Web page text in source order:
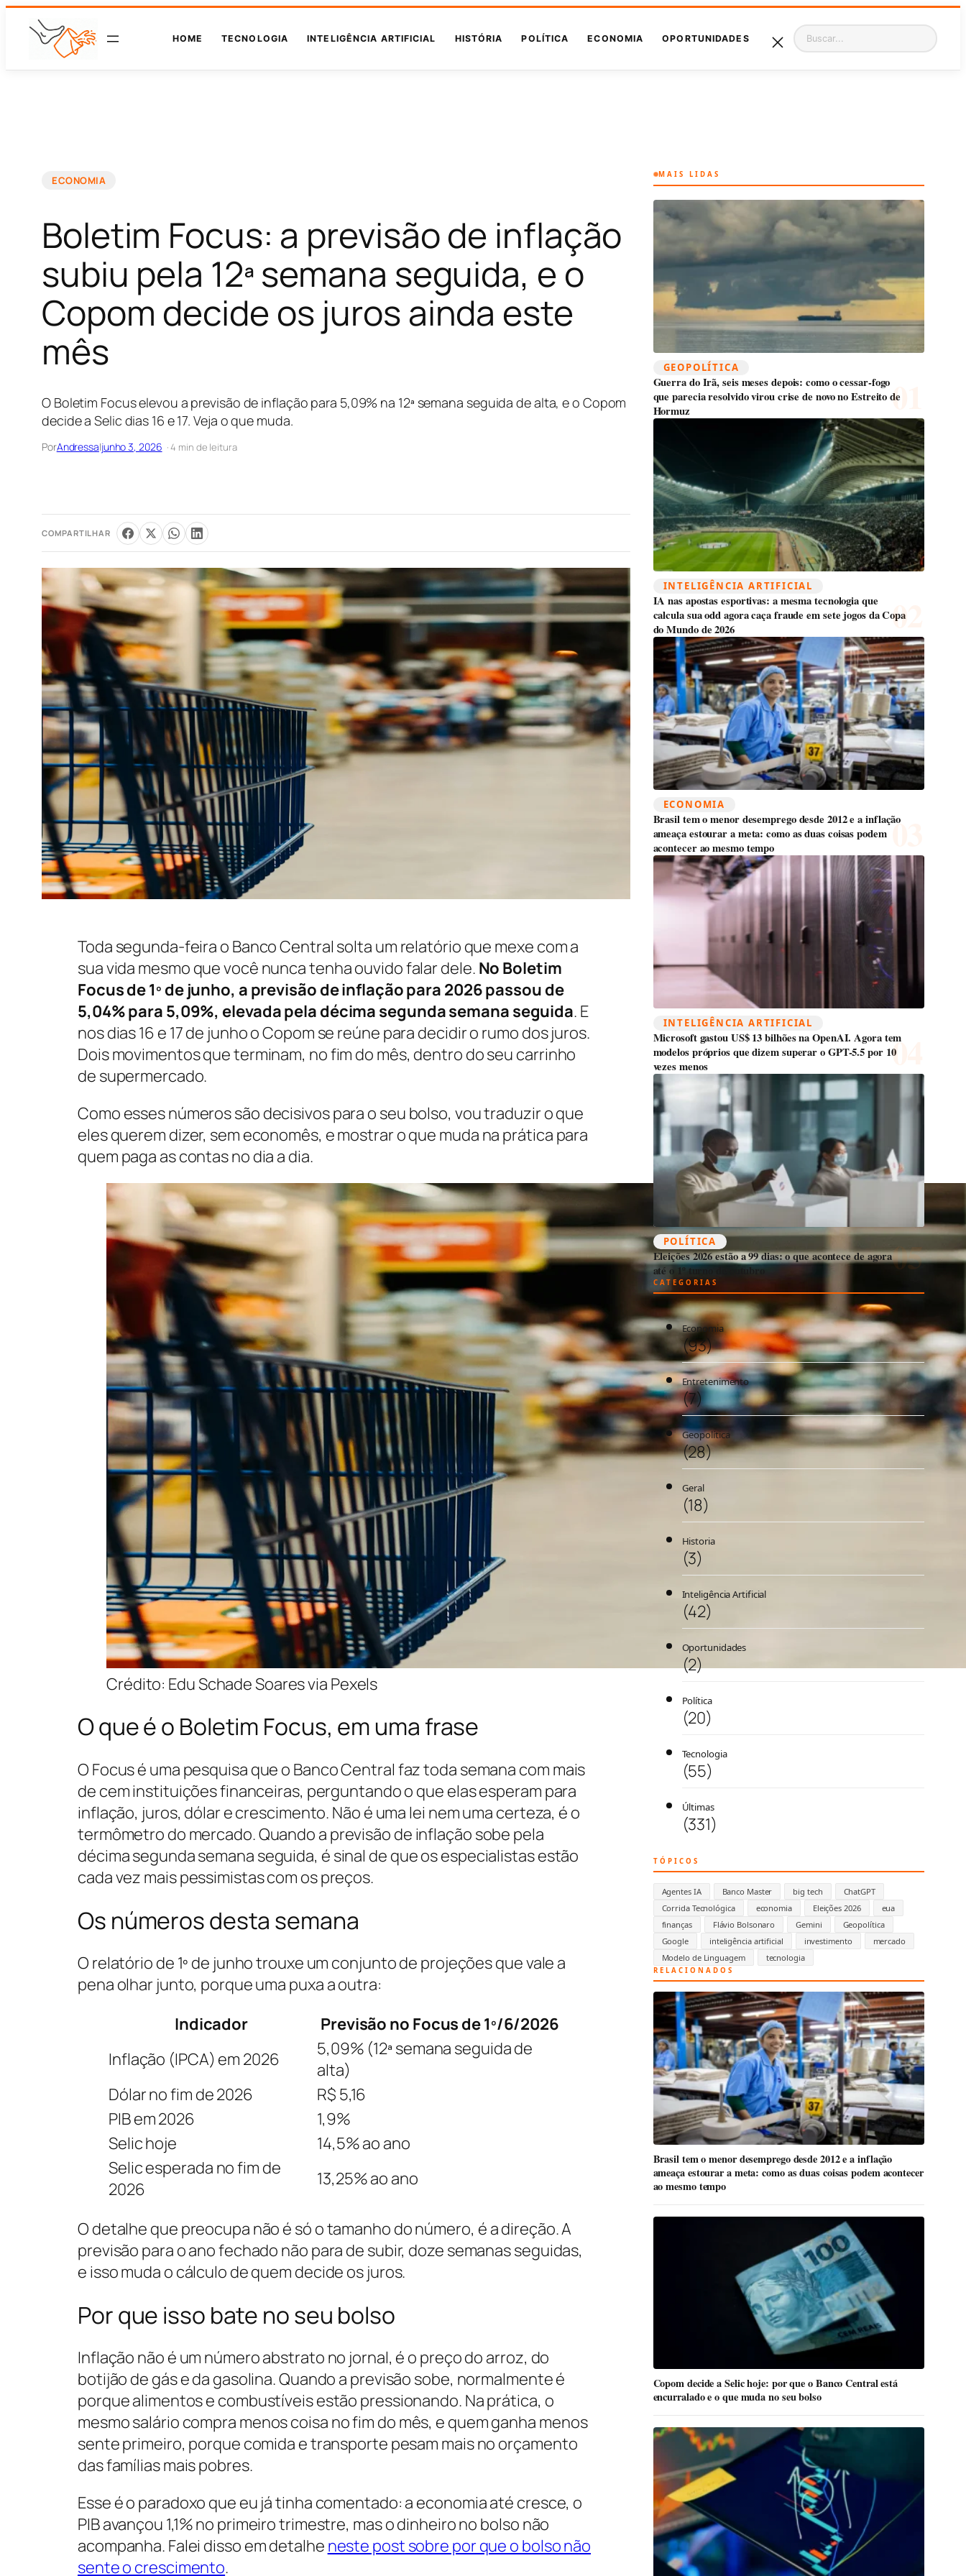
HOME TECNOLOGIA INTELIGÊNCIA ARTIFICIAL HISTÓRIA POLÍTICA ECONOMIA OPORTUNIDADES Pesquisar
ECONOMIA
Boletim Focus: a previsão de inflação
subiu pela 12ª semana seguida, e o
Copom decide os juros ainda este
mês
O Boletim Focus elevou a previsão de inflação para 5,09% na 12ª semana seguida de alta, e o Copom
decide a Selic dias 16 e 17. Veja o que muda.
PorAndressa|junho 3, 2026 · 4 min de leitura
COMPARTILHAR
Toda segunda-feira o Banco Central solta um relatório que mexe com a
sua vida mesmo que você nunca tenha ouvido falar dele. No Boletim
Focus de 1º de junho, a previsão de inflação para 2026 passou de
5,04% para 5,09%, elevada pela décima segunda semana seguida. E
nos dias 16 e 17 de junho o Copom se reúne para decidir o rumo dos juros.
Dois movimentos que terminam, no fim do mês, dentro do seu carrinho
de supermercado.
Como esses números são decisivos para o seu bolso, vou traduzir o que
eles querem dizer, sem economês, e mostrar o que muda na prática para
quem paga as contas no dia a dia.
Crédito: Edu Schade Soares via Pexels
O que é o Boletim Focus, em uma frase
O Focus é uma pesquisa que o Banco Central faz toda semana com mais
de cem instituições financeiras, perguntando o que elas esperam para
inflação, juros, dólar e crescimento. Não é uma lei nem uma certeza, é o
termômetro do mercado. Quando a previsão de inflação sobe pela
décima segunda semana seguida, é sinal de que os especialistas estão
cada vez mais pessimistas com os preços.
Os números desta semana
O relatório de 1º de junho trouxe um conjunto de projeções que vale a
pena olhar junto, porque uma puxa a outra:
Indicador
Previsão no Focus de 1º/6/2026
Inflação (IPCA) em 2026
5,09% (12ª semana seguida de
alta)
Dólar no fim de 2026
R$ 5,16
PIB em 2026
1,9%
Selic hoje
14,5% ao ano
Selic esperada no fim de
2026
13,25% ao ano
O detalhe que preocupa não é só o tamanho do número, é a direção. A
previsão para o ano fechado não para de subir, doze semanas seguidas,
e isso muda o cálculo de quem decide os juros.
Por que isso bate no seu bolso
Inflação não é um número abstrato no jornal, é o preço do arroz, do
botijão de gás e da gasolina. Quando a previsão sobe, normalmente é
porque alimentos e combustíveis estão pressionando. Na prática, o
mesmo salário compra menos coisa no fim do mês, e quem ganha menos
sente primeiro, porque comida e transporte pesam mais no orçamento
das famílias mais pobres.
Esse é o paradoxo que eu já tinha comentado: a economia até cresce, o
PIB avançou 1,1% no primeiro trimestre, mas o dinheiro no bolso não
acompanha. Falei disso em detalhe neste post sobre por que o bolso não
sente o crescimento.
MAIS LIDAS
GEOPOLÍTICA
Guerra do Irã, seis meses depois: como o cessar-fogo
que parecia resolvido virou crise de novo no Estreito de
Hormuz
INTELIGÊNCIA ARTIFICIAL
IA nas apostas esportivas: a mesma tecnologia que
calcula sua odd agora caça fraude em sete jogos da Copa
do Mundo de 2026
ECONOMIA
Brasil tem o menor desemprego desde 2012 e a inflação
ameaça estourar a meta: como as duas coisas podem
acontecer ao mesmo tempo
INTELIGÊNCIA ARTIFICIAL
Microsoft gastou US$ 13 bilhões na OpenAI. Agora tem
modelos próprios que dizem superar o GPT-5.5 por 10
vezes menos
POLÍTICA
Eleições 2026 estão a 99 dias: o que acontece de agora
até o 1º turno de outubro
CATEGORIAS
Economia
(93)
Entretenimento
(7)
Geopolítica
(28)
Geral
(18)
Historia
(3)
Inteligência Artificial
(42)
Oportunidades
(2)
Política
(20)
Tecnologia
(55)
Últimas
(331)
TÓPICOS
Agentes IA Banco Master big tech
ChatGPT
Corrida Tecnológica
economia Eleições 2026
eua
finanças
Flávio Bolsonaro Gemini
Geopolítica
Google
inteligência artificial investimento
mercado
Modelo de Linguagem
tecnologia
RELACIONADOS
Brasil tem o menor desemprego desde 2012 e a inflação
ameaça estourar a meta: como as duas coisas podem acontecer
ao mesmo tempo
Copom decide a Selic hoje: por que o Banco Central está
encurralado e o que muda no seu bolso